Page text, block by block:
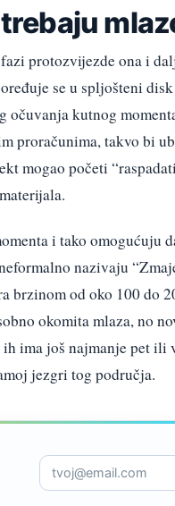
protozvijezde ona i
se u spljošteni
kutnog
proračunima, takvo bi
mogao početi
i tako omogućuju
nazivaju
brzinom od oko 100 do
okomita mlaza, no
ima još najmanje pet ili
jezgri tog područja.